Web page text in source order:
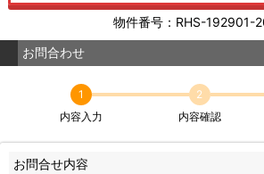
物件番号：RHS-192901-
お問合わせ
1
内容入力
2
内容確認
お問合せ内容